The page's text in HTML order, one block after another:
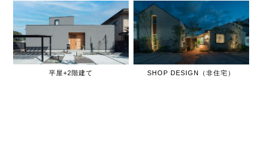
平屋+2階建て SHOP DESIGN（非住宅）